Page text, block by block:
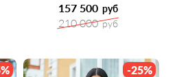
157 500 руб
210 000 руб
-25%